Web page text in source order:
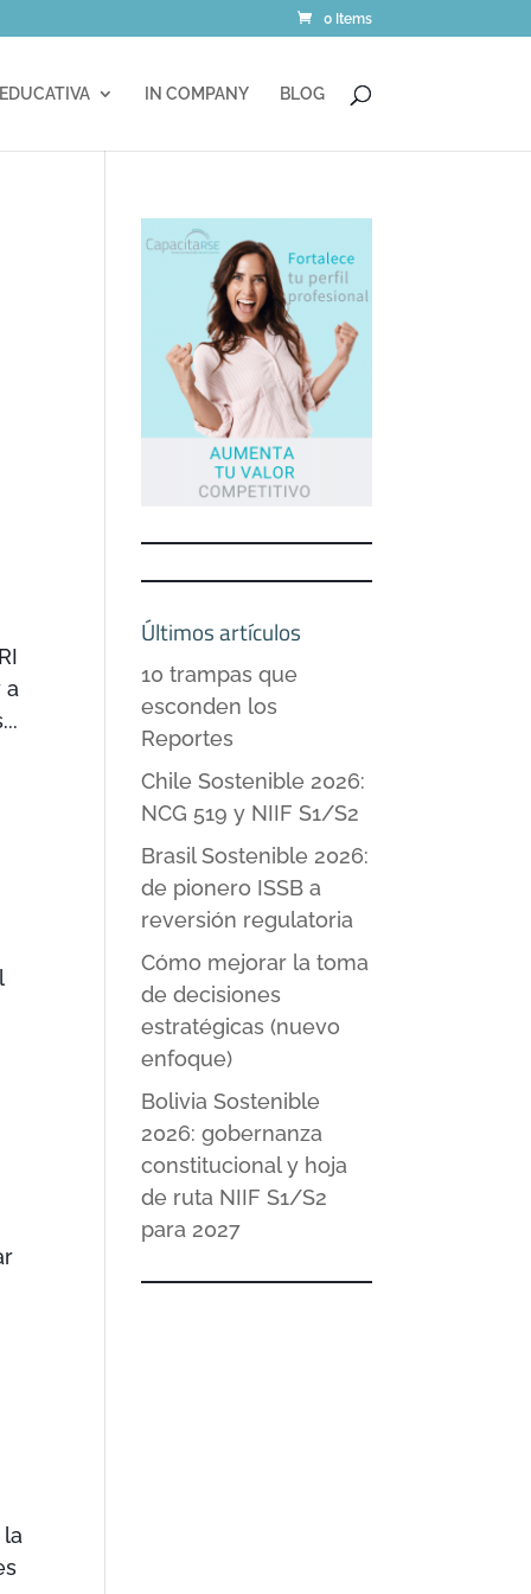
0 Items
IN COMPANY BLOG
a
Últimos artículos
10 trampas que
esconden los
Reportes
Chile Sostenible 2026:
NCG 519 y NIIF S1/S2
Brasil Sostenible 2026:
de pionero ISSB a
reversión regulatoria
Cómo mejorar la toma
de decisiones
estratégicas (nuevo
enfoque)
Bolivia Sostenible
2026: gobernanza
constitucional y hoja
de ruta NIIF S1/S2
para 2027